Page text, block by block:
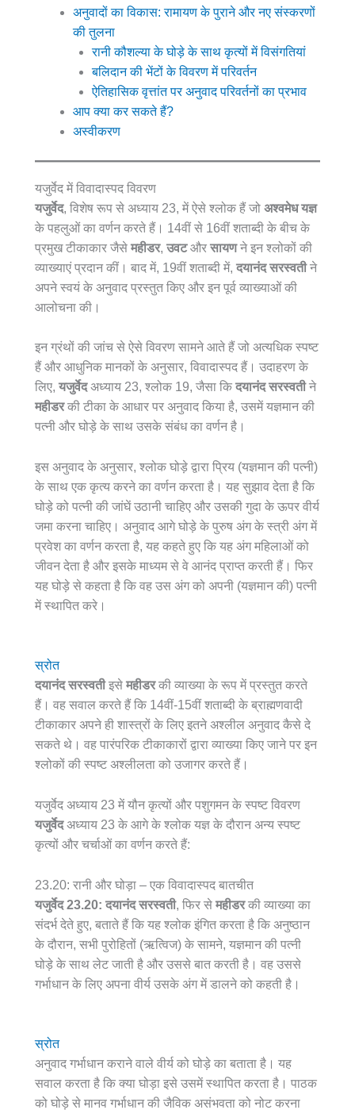
अनुवादों का विकास: रामायण के पुराने और नए संस्करणों
की तुलना
रानी कौशल्या के घोड़े के साथ कृत्यों में विसंगतियां
बलिदान की भेंटों के विवरण में परिवर्तन
ऐतिहासिक वृत्तांत पर अनुवाद परिवर्तनों का प्रभाव
आप क्या कर सकते हैं?
अस्वीकरण
यजुर्वेद में विवादास्पद विवरण
यजुर्वेद, विशेष रूप से अध्याय 23, में ऐसे श्लोक हैं जो अश्वमेध यज्ञ
के पहलुओं का वर्णन करते हैं। 14वीं से 16वीं शताब्दी के बीच के
प्रमुख टीकाकार जैसे महीडर, उवटऔर सायणने इन श्लोकों की
व्याख्याएं प्रदान कीं। बाद में, 19वीं शताब्दी में, दयानंद सरस्वतीने
अपने स्वयं के अनुवाद प्रस्तुत किए और इन पूर्व व्याख्याओं की
आलोचना की।
इन ग्रंथों की जांच से ऐसे विवरण सामने आते हैं जो अत्यधिक स्पष्ट
हैं और आधुनिक मानकों के अनुसार, विवादास्पद हैं। उदाहरण के
लिए, यजुर्वेदअध्याय 23, श्लोक 19, जैसा कि दयानंद सरस्वतीने
महीडरकी टीका के आधार पर अनुवाद किया है, उसमें यज्ञमान की
पत्नी और घोड़े के साथ उसके संबंध का वर्णन है।
इस अनुवाद के अनुसार, श्लोक घोड़े द्वारा प्रिय (यज्ञमान की पत्नी)
के साथ एक कृत्य करने का वर्णन करता है। यह सुझाव देता है कि
घोड़े को पत्नी की जांघें उठानी चाहिए और उसकी गुदा के ऊपर वीर्य
जमा करना चाहिए। अनुवाद आगे घोड़े के पुरुष अंग के स्त्री अंग में
प्रवेश का वर्णन करता है, यह कहते हुए कि यह अंग महिलाओं को
जीवन देता है और इसके माध्यम से वे आनंद प्राप्त करती हैं। फिर
यह घोड़े से कहता है कि वह उस अंग को अपनी (यज्ञमान की) पत्नी
में स्थापित करे।
स्रोत
दयानंद सरस्वतीइसे महीडरकी व्याख्या के रूप में प्रस्तुत करते
हैं। वह सवाल करते हैं कि 14वीं-15वीं शताब्दी के ब्राह्मणवादी
टीकाकार अपने ही शास्त्रों के लिए इतने अश्लील अनुवाद कैसे दे
सकते थे। वह पारंपरिक टीकाकारों द्वारा व्याख्या किए जाने पर इन
श्लोकों की स्पष्ट अश्लीलता को उजागर करते हैं।
यजुर्वेद अध्याय 23 में यौन कृत्यों और पशुगमन के स्पष्ट विवरण
यजुर्वेदअध्याय 23 के आगे के श्लोक यज्ञ के दौरान अन्य स्पष्ट
कृत्यों और चर्चाओं का वर्णन करते हैं:
23.20: रानी और घोड़ा – एक विवादास्पद बातचीत
यजुर्वेद 23.20: दयानंद सरस्वती, फिर से महीडरकी व्याख्या का
संदर्भ देते हुए, बताते हैं कि यह श्लोक इंगित करता है कि अनुष्ठान
के दौरान, सभी पुरोहितों (ऋत्विज) के सामने, यज्ञमान की पत्नी
घोड़े के साथ लेट जाती है और उससे बात करती है। वह उससे
गर्भाधान के लिए अपना वीर्य उसके अंग में डालने को कहती है।
स्रोत
अनुवाद गर्भाधान कराने वाले वीर्य को घोड़े का बताता है। यह
सवाल करता है कि क्या घोड़ा इसे उसमें स्थापित करता है। पाठक
को घोड़े से मानव गर्भाधान की जैविक असंभवता को नोट करना